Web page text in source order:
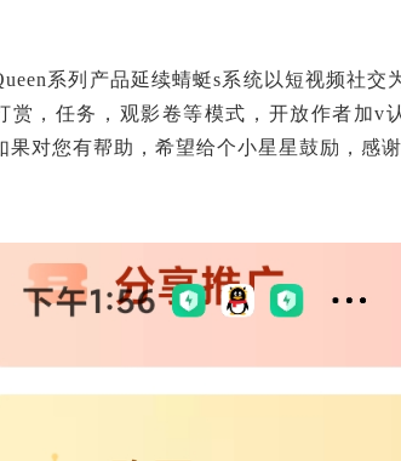
系列产品延续蜻蜓s系统以短视频社
赏，任务，观影卷等模式，开放作者加
果对您有帮助，希望给个小星星鼓励，感谢